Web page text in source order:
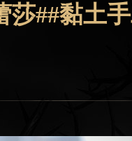
莎##黏土